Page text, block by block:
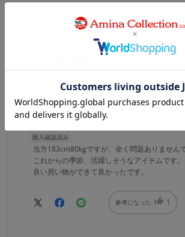
空の色と音
購入確認済み
当方183cm80kgですが、全く問題ありません
これからの季節、活躍しそうなアイテムです。
良い買い物ができて良かったです。
参考になった 1